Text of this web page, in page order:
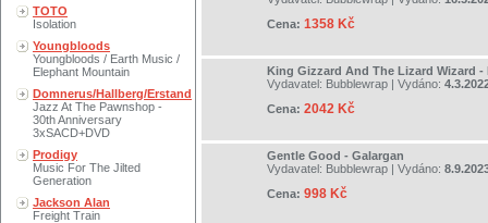
TOTO
Isolation
Youngbloods
Youngbloods / Earth Music /
Elephant Mountain
Domnerus/Hallberg/Erstand
Jazz At The Pawnshop -
30th Anniversary
3xSACD+DVD
Prodigy
Music For The Jilted
Generation
Jackson Alan
Freight Train
Cena: 1358 Kč
King Gizzard And The Lizard Wizard -
Vydavatel: Bubblewrap | Vydáno:
Cena: 2042 Kč
Gentle Good - Galargan
Vydavatel: Bubblewrap | Vydáno:
Cena: 998 Kč